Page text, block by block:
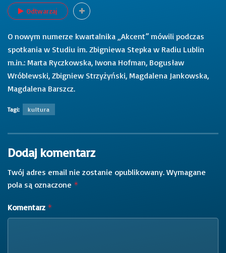
Odtwarzaj
O nowym numerze kwartalnika „Akcent” mówili podczas
spotkania w Studiu im. Zbigniewa Stepka w Radiu Lublin
m.in.: Marta Ryczkowska, Iwona Hofman, Bogusław
Wróblewski, Zbigniew Strzyżyński, Magdalena Jankowska,
Magdalena Barszcz.
Tagi: kultura
Dodaj komentarz
Twój adres email nie zostanie opublikowany. Wymagane
pola są oznaczone *
Komentarz *